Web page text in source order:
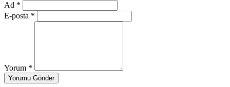
Ad *
E-posta *
Yorum *
Yorumu Gönder